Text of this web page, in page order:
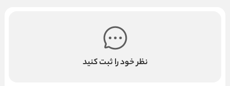
نظر خود را ثبت کنید